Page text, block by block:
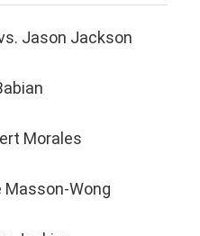
Jason Jackson
Morales
Masson-Wong